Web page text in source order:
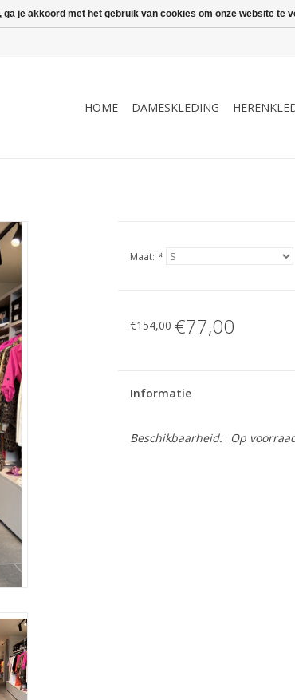
HOME DAMESKLEDING
Maat: *
€154,00 €77,00
Informatie
Beschikbaarheid: Op
ga je akkoord met het gebruik van cookies om onze website te